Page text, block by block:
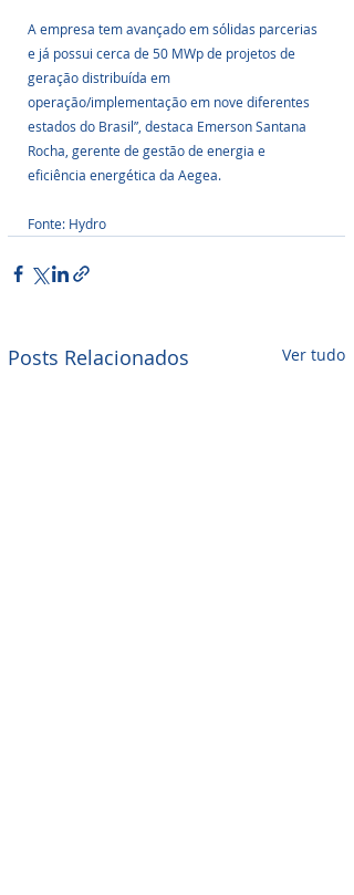
A empresa tem avançado em sólidas parcerias
e já possui cerca de 50 MWp de projetos de
geração distribuída em
operação/implementação em nove diferentes
estados do Brasil”, destaca Emerson Santana
Rocha, gerente de gestão de energia e
eficiência energética da Aegea.
Fonte: Hydro
Posts Relacionados Ver tudo